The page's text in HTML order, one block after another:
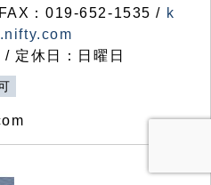
：019-652-1535 / k
定休日：日曜日